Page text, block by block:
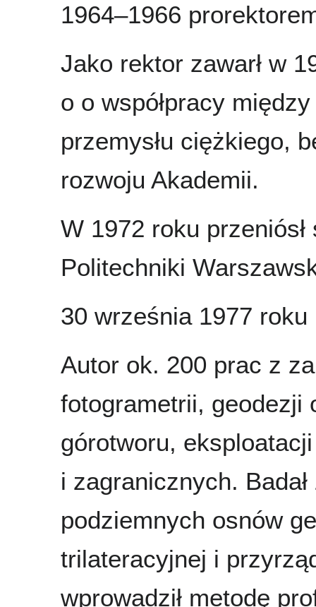
1964–1966
Jako rektor zawarł w
o o współpracy
przemysłu ciężkiego,
rozwoju Akademii.
W 1972 roku
Politechniki
30 września 1977 roku
Autor ok. 200 prac z
fotogrametrii, geodezji
górotworu,
i zagranicznych.
podziemnych osnów
trilateracyjnej i
wprowadził metodę